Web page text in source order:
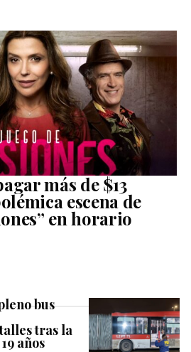
más de $13
escena de
en horario
bus
tras la
años